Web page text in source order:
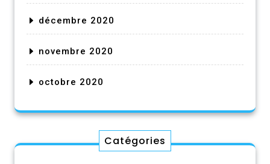
décembre 2020
novembre 2020
octobre 2020
Catégories